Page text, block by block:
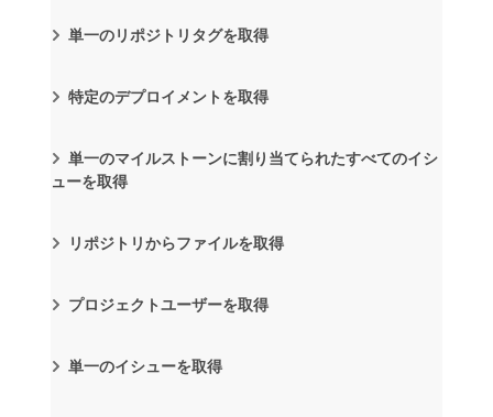
単一のリポジトリタグを取得
特定のデプロイメントを取得
単一のマイルストーンに割り当てられたすべてのイシ
ューを取得
リポジトリからファイルを取得
プロジェクトユーザーを取得
単一のイシューを取得